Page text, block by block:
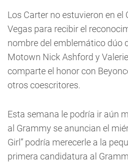
Los Carter no estuvieron en el
Vegas para recibir el
nombre del emblemático dúo
Motown Nick Ashford y
comparte el honor con
otros coescritores.
Esta semana le podría ir aún
al Grammy se anuncian el
Girl” podría merecerle a la
primera candidatura al